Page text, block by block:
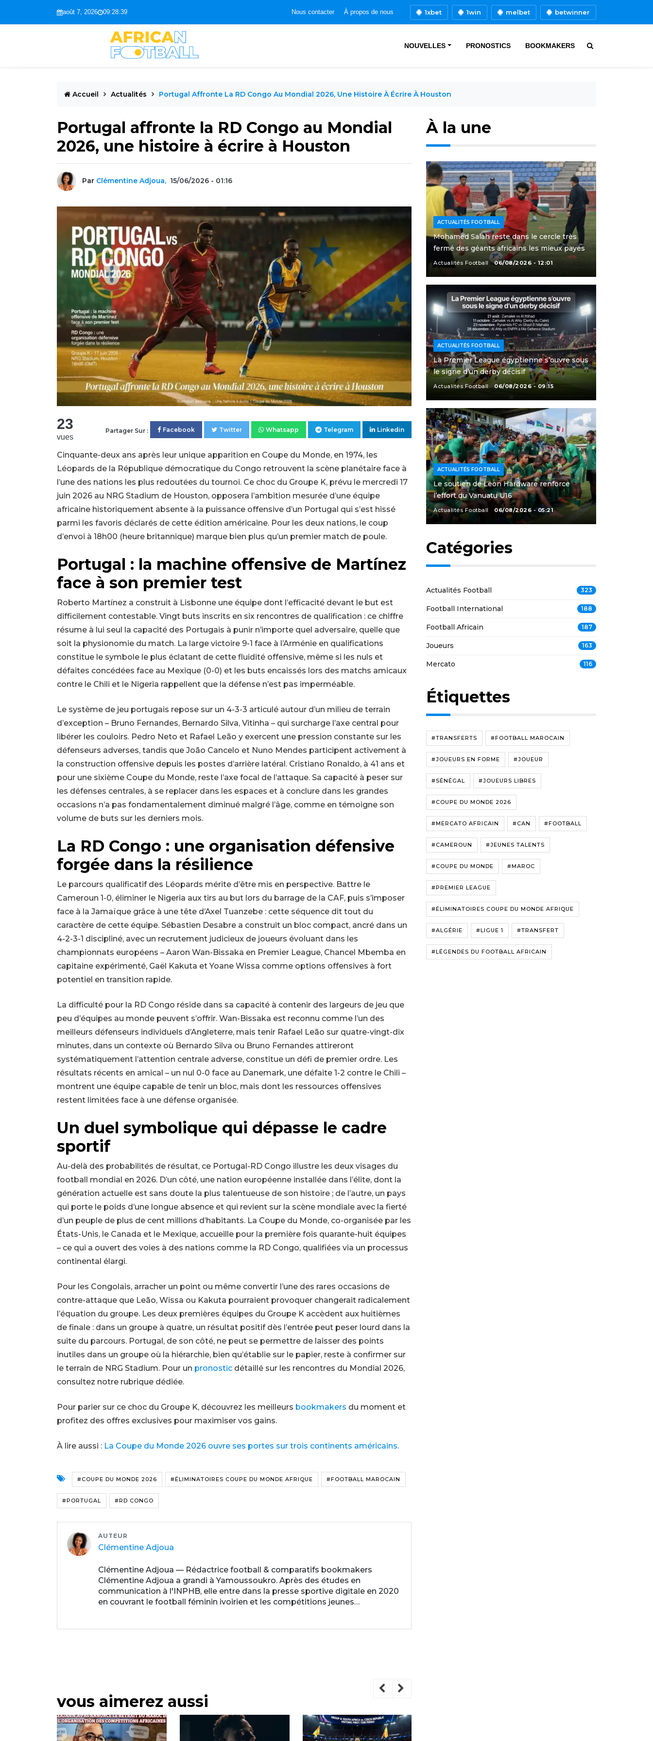
août 7, 2026 09:28:41 Nous contacter À propos de nous 1xbet 1win melbet betwinner
NOUVELLES PRONOSTICS BOOKMAKERS
Accueil Actualités Portugal Affronte La RD Congo Au Mondial 2026, Une Histoire À Écrire À Houston
Portugal affronte la RD Congo au Mondial
2026, une histoire à écrire à Houston
Par Clémentine Adjoua, 15/06/2026 - 01:16
23
vues
Partager Sur : Facebook Twitter Whatsapp Telegram Linkedin
Cinquante-deux ans après leur unique apparition en Coupe du Monde, en 1974, les
Léopards de la République démocratique du Congo retrouvent la scène planétaire face à
l’une des nations les plus redoutées du tournoi. Ce choc du Groupe K, prévu le mercredi 17
juin 2026 au NRG Stadium de Houston, opposera l’ambition mesurée d’une équipe
africaine historiquement absente à la puissance offensive d’un Portugal qui s’est hissé
parmi les favoris déclarés de cette édition américaine. Pour les deux nations, le coup
d’envoi à 18h00 (heure britannique) marque bien plus qu’un premier match de poule.
Portugal : la machine offensive de Martínez
face à son premier test
Roberto Martínez a construit à Lisbonne une équipe dont l’efficacité devant le but est
difficilement contestable. Vingt buts inscrits en six rencontres de qualification : ce chiffre
résume à lui seul la capacité des Portugais à punir n’importe quel adversaire, quelle que
soit la physionomie du match. La large victoire 9-1 face à l’Arménie en qualifications
constitue le symbole le plus éclatant de cette fluidité offensive, même si les nuls et
défaites concédées face au Mexique (0-0) et les buts encaissés lors des matchs amicaux
contre le Chili et le Nigeria rappellent que la défense n’est pas imperméable.
Le système de jeu portugais repose sur un 4-3-3 articulé autour d’un milieu de terrain
d’exception – Bruno Fernandes, Bernardo Silva, Vitinha – qui surcharge l’axe central pour
libérer les couloirs. Pedro Neto et Rafael Leão y exercent une pression constante sur les
défenseurs adverses, tandis que João Cancelo et Nuno Mendes participent activement à
la construction offensive depuis les postes d’arrière latéral. Cristiano Ronaldo, à 41 ans et
pour une sixième Coupe du Monde, reste l’axe focal de l’attaque. Sa capacité à peser sur
les défenses centrales, à se replacer dans les espaces et à conclure dans les grandes
occasions n’a pas fondamentalement diminué malgré l’âge, comme en témoigne son
volume de buts sur les derniers mois.
La RD Congo : une organisation défensive
forgée dans la résilience
Le parcours qualificatif des Léopards mérite d’être mis en perspective. Battre le
Cameroun 1-0, éliminer le Nigeria aux tirs au but lors du barrage de la CAF, puis s’imposer
face à la Jamaïque grâce à une tête d’Axel Tuanzebe : cette séquence dit tout du
caractère de cette équipe. Sébastien Desabre a construit un bloc compact, ancré dans un
4-2-3-1 discipliné, avec un recrutement judicieux de joueurs évoluant dans les
championnats européens – Aaron Wan-Bissaka en Premier League, Chancel Mbemba en
capitaine expérimenté, Gaël Kakuta et Yoane Wissa comme options offensives à fort
potentiel en transition rapide.
La difficulté pour la RD Congo réside dans sa capacité à contenir des largeurs de jeu que
peu d’équipes au monde peuvent s’offrir. Wan-Bissaka est reconnu comme l’un des
meilleurs défenseurs individuels d’Angleterre, mais tenir Rafael Leão sur quatre-vingt-dix
minutes, dans un contexte où Bernardo Silva ou Bruno Fernandes attireront
systématiquement l’attention centrale adverse, constitue un défi de premier ordre. Les
résultats récents en amical – un nul 0-0 face au Danemark, une défaite 1-2 contre le Chili –
montrent une équipe capable de tenir un bloc, mais dont les ressources offensives
restent limitées face à une défense organisée.
Un duel symbolique qui dépasse le cadre
sportif
Au-delà des probabilités de résultat, ce Portugal-RD Congo illustre les deux visages du
football mondial en 2026. D’un côté, une nation européenne installée dans l’élite, dont la
génération actuelle est sans doute la plus talentueuse de son histoire ; de l’autre, un pays
qui porte le poids d’une longue absence et qui revient sur la scène mondiale avec la fierté
d’un peuple de plus de cent millions d’habitants. La Coupe du Monde, co-organisée par les
États-Unis, le Canada et le Mexique, accueille pour la première fois quarante-huit équipes
– ce qui a ouvert des voies à des nations comme la RD Congo, qualifiées via un processus
continental élargi.
Pour les Congolais, arracher un point ou même convertir l’une des rares occasions de
contre-attaque que Leão, Wissa ou Kakuta pourraient provoquer changerait radicalement
l’équation du groupe. Les deux premières équipes du Groupe K accèdent aux huitièmes
de finale : dans un groupe à quatre, un résultat positif dès l’entrée peut peser lourd dans la
suite du parcours. Portugal, de son côté, ne peut se permettre de laisser des points
inutiles dans un groupe où la hiérarchie, bien qu’établie sur le papier, reste à confirmer sur
le terrain de NRG Stadium. Pour un pronostic détaillé sur les rencontres du Mondial 2026,
consultez notre rubrique dédiée.
Pour parier sur ce choc du Groupe K, découvrez les meilleurs bookmakers du moment et
profitez des offres exclusives pour maximiser vos gains.
À lire aussi : La Coupe du Monde 2026 ouvre ses portes sur trois continents américains.
#COUPE DU MONDE 2026 #ÉLIMINATOIRES COUPE DU MONDE AFRIQUE #FOOTBALL MAROCAIN
#PORTUGAL #RD CONGO
AUTEUR
Clémentine Adjoua
Clémentine Adjoua — Rédactrice football & comparatifs bookmakers
Clémentine Adjoua a grandi à Yamoussoukro. Après des études en
communication à l'INPHB, elle entre dans la presse sportive digitale en 2020
en couvrant le football féminin ivoirien et les compétitions jeunes…
vous aimerez aussi
À la une
ACTUALITÉS FOOTBALL
Mohamed Salah reste dans le cercle très
fermé des géants africains les mieux payés
Actualités Football 06/08/2026 - 12:01
ACTUALITÉS FOOTBALL
La Premier League égyptienne s’ouvre sous
le signe d’un derby décisif
Actualités Football 06/08/2026 - 09:15
ACTUALITÉS FOOTBALL
Le soutien de Leon Hardware renforce
l’effort du Vanuatu U16
Actualités Football 06/08/2026 - 05:21
Catégories
Actualités Football 323
Football International 188
Football Africain 187
Joueurs 163
Mercato 116
Étiquettes
#TRANSFERTS #FOOTBALL MAROCAIN
#JOUEURS EN FORME #JOUEUR
#SÉNÉGAL #JOUEURS LIBRES
#COUPE DU MONDE 2026
#MERCATO AFRICAIN #CAN #FOOTBALL
#CAMEROUN #JEUNES TALENTS
#COUPE DU MONDE #MAROC
#PREMIER LEAGUE
#ÉLIMINATOIRES COUPE DU MONDE AFRIQUE
#ALGÉRIE #LIGUE 1 #TRANSFERT
#LÉGENDES DU FOOTBALL AFRICAIN